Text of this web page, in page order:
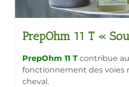
PrepOhm 11 T «
PrepOhm 11 T contribue
fonctionnement des voies
cheval.